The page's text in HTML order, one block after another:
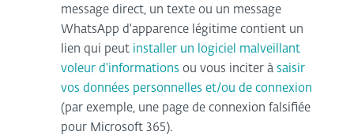
message direct, un texte ou un message
WhatsApp d'apparence légitime contient un
lien qui peut installer un logiciel malveillant
voleur d'informations ou vous inciter àsaisir
vos données personnelles et/ou de connexion
(par exemple, une page de connexion falsifiée
pour Microsoft 365).